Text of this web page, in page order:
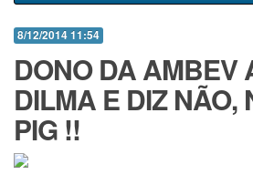
8/12/2014 11:54
DONO DA AMBEV
DILMA E DIZ NÃO,
PIG !!